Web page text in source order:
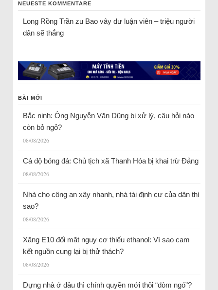
NEUESTE KOMMENTARE
Long Rồng Trầnzu Bao vây dư luận viên – triệu người
dân sẽ thắng
BÀI MỚI
Bắc ninh: Ông Nguyễn Văn Dũng bị xử lý, câu hỏi nào
còn bỏ ngỏ?
08/08/2026
Cá độ bóng đá: Chủ tịch xã Thanh Hóa bị khai trừ Đảng
08/08/2026
Nhà cho công an xây nhanh, nhà tái định cư của dân thì
sao?
08/08/2026
Xăng E10 đối mặt nguy cơ thiếu ethanol: Vì sao cam
kết nguồn cung lại bị thử thách?
08/08/2026
Dựng nhà ở đâu thì chính quyền mới thôi “dòm ngó”?